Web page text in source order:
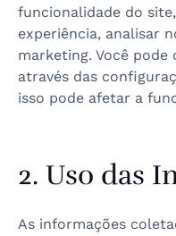
funcionalidade do
experiência, analisar
marketing. Você
através das
isso pode afetar a
2. Uso das
As informações